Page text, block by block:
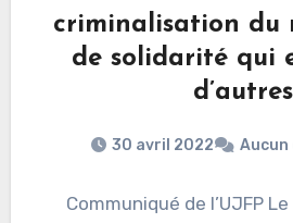
criminalisation du
de solidarité qui
d’autres
30 avril 2022 Aucun
Communiqué de l’UJFP